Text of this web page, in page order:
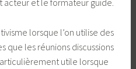
lorsque l’on utilise des
que les réunions discussions
utile lorsque